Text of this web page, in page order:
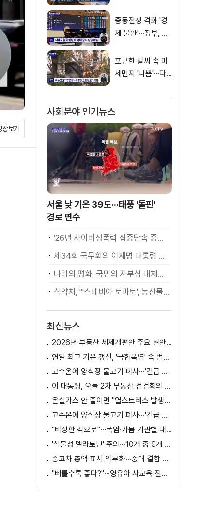
보기
중동전쟁 격화 '경
제 불안'···정부, 금
소화
포근한 날씨 속 미
세먼지 '나쁨'···다
사회분야 인기뉴스
서울 낮 기온 39도···태풍 '돌핀'
경로 변수
'26년 사이버성폭력 집중단속 중간성과 발표···향후 추진계획은?
제34회 국무회의 이재명 대통령 모두발언
나라의 평화, 국민의 자부심 대체불가 대한민국 이재명 대통령 모두말씀
식약처, "'스테비아 토마토', 농산물 아닌 가공식품"
최신뉴스
2026년 부동산 세제개편안 주요 현안 팩트체크 [K-정책 사용법]
연일 최고 기온 갱신, '극한폭염' 속 범정부 피해 예방 대책은? [정.주.행]
고수온에 양식장 물고기 폐사···'긴급 방류' 지원
이 대통령, 오늘 2차 부동산 점검회의 주재
온실가스 안 줄이면 "열스트레스 발생일 29배 증가"
고수온에 양식장 물고기 폐사···'긴급 방류' 지원
"비상한 각오로"···폭염·가뭄 기관별 대책은?
'식물성 멜라토닌' 주의···10개 중 9개 처방 용량 초과
중고차 총액 표시 의무화···중대 결함 시 '계약 해제'
"빠를수록 좋다?"···영유아 사교육 진실과 해법은?